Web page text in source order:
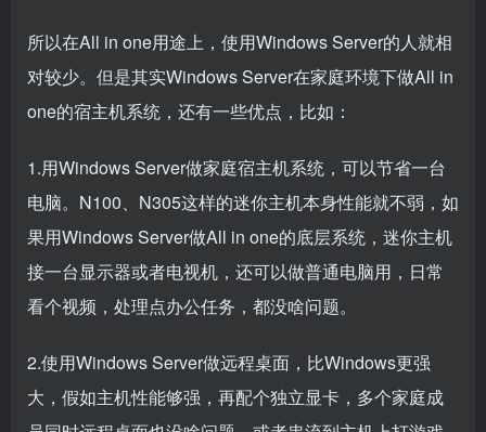
所以在All in one用途上，使用Windows Server的人就相
对较少。但是其实Windows Server在家庭环境下做All in
one的宿主机系统，还有一些优点，比如：
1.用Windows Server做家庭宿主机系统，可以节省一台
电脑。N100、N305这样的迷你主机本身性能就不弱，如
果用Windows Server做All in one的底层系统，迷你主机
接一台显示器或者电视机，还可以做普通电脑用，日常
看个视频，处理点办公任务，都没啥问题。
2.使用Windows Server做远程桌面，比Windows更强
大，假如主机性能够强，再配个独立显卡，多个家庭成